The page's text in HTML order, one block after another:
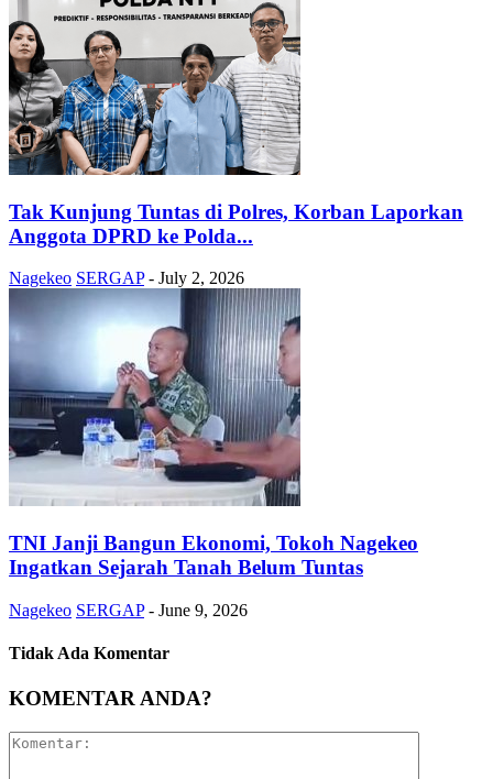
Tak Kunjung Tuntas di Polres, Korban Laporkan
Anggota DPRD ke Polda...
Nagekeo SERGAP - July 2, 2026
TNI Janji Bangun Ekonomi, Tokoh Nagekeo
Ingatkan Sejarah Tanah Belum Tuntas
Nagekeo SERGAP - June 9, 2026
Tidak Ada Komentar
KOMENTAR ANDA?